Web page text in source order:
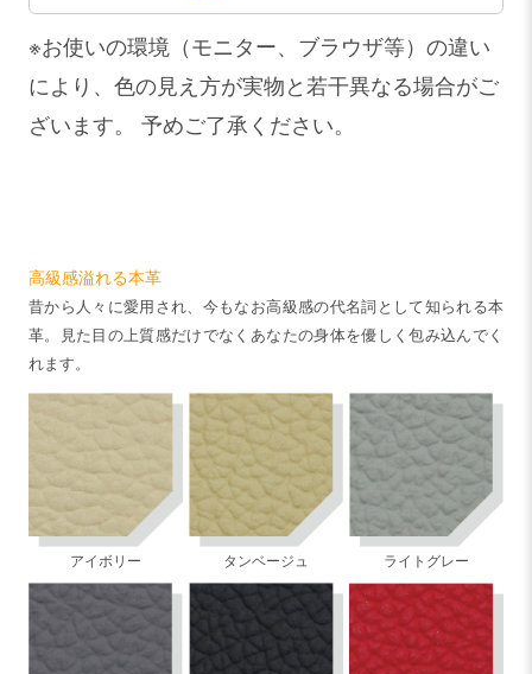
※お使いの環境（モニター、ブラウザ等）の違い
により、色の見え方が実物と若干異なる場合がご
ざいます。 予めご了承ください。
高級感溢れる本革
昔から人々に愛用され、今もなお高級感の代名詞として知られる本
革。見た目の上質感だけでなくあなたの身体を優しく包み込んでく
れます。
アイボリー タンベージュ ライトグレー